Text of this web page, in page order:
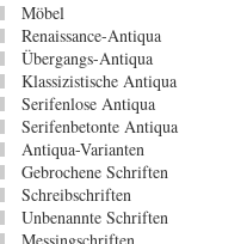
Möbel
Renaissance-Antiqua
Übergangs-Antiqua
Klassizistische Antiqua
Serifenlose Antiqua
Serifenbetonte Antiqua
Antiqua-Varianten
Gebrochene Schriften
Schreibschriften
Unbenannte Schriften